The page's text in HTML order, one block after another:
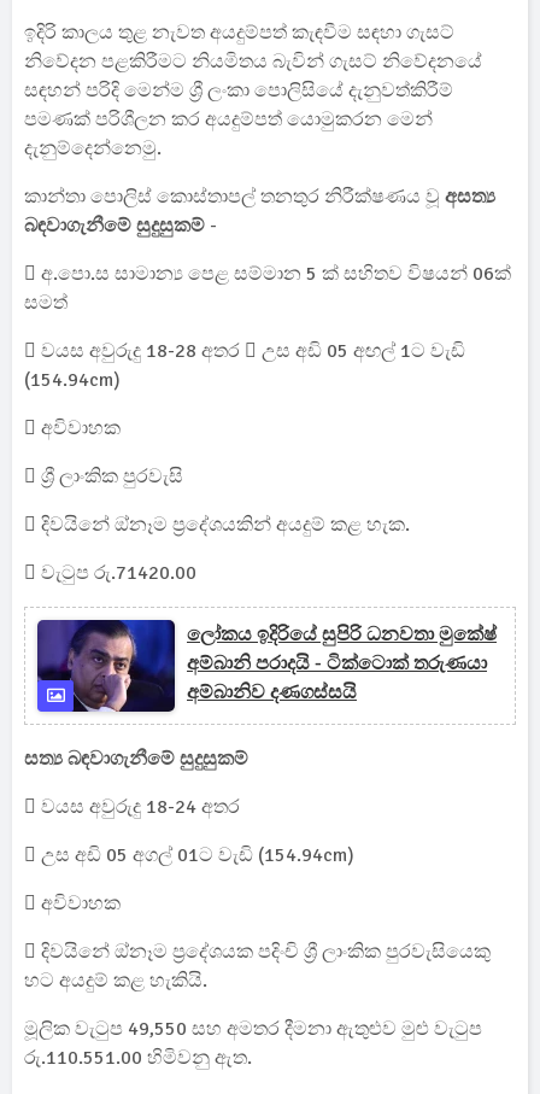
ඉදිරි කාලය තුළ නැවත අයදුම්පත් කැඳවීම සඳහා ගැසට්
නිවේදන පළකිරීමට නියමිතය බැවින් ගැසට් නිවේදනයේ
සඳහන් පරිදි මෙන්ම ශ්‍රී ලංකා පොලිසියේ දැනුවත්කිරීම්
පමණක් පරිශීලන කර අයදුම්පත් යොමුකරන මෙන්
දැනුම්දෙන්නෙමු.
කාන්තා පොලිස් කොස්තාපල් තනතුර නිරීක්ෂණය වූ අසත්‍ය
බඳවාගැනීමේ සුදුසුකම් -
 අ‌.පො.ස සාමාන්‍ය පෙළ සම්මාන 5 ක් සහිතව විෂයන් 06ක්
සමත්
 වයස අවුරුදු 18-28 අතර  උස අඩි 05 අඟල් 1ට වැඩි
(154.94cm)
 අවිවාහක
 ශ්‍රී ලාංකික පුරවැසි
 දිවයිනේ ඔ්නෑම ප්‍රදේශයකින් අයදුම් කළ හැක.
 වැටුප රු.71420.00
ලෝකය ඉදිරියේ සුපිරි ධනවතා මුකේෂ්
අම්බානි පරාදයි - ටික්ටොක් තරුණයා
අම්බානිව දණගස්සයි
සත්‍ය බඳවාගැනීමේ සුදුසුකම්
 වයස අවුරුදු 18-24 අතර
 උස අඩි 05 අගල් 01ට වැඩි (154.94cm)
 අවිවාහක
 දිවයිනේ ඔ්නෑම ප්‍රදේශයක පදිංචි ශ්‍රී ලාංකික පුරවැසියෙකු
හට අයදුම් කළ හැකියි.
මූලික වැටුප 49,550 සහ අමතර දීමනා ඇතුළුව මුළු වැටුප
රු.110.551.00 හිමිවනු ඇත.